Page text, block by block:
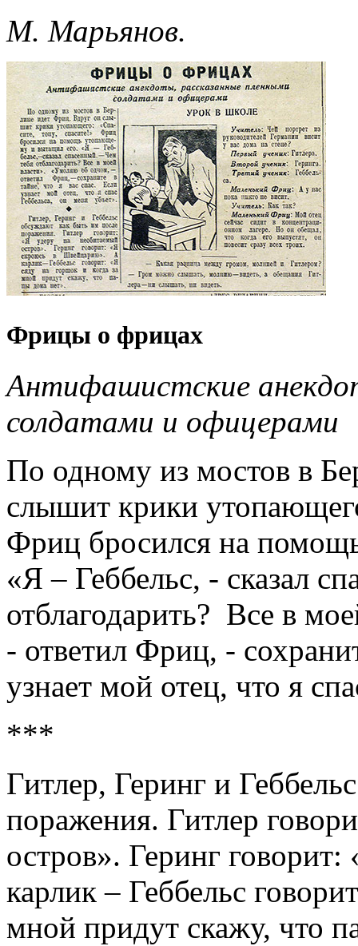
М. Марьянов.
Фрицы о фрицах
Антифашистские
солдатами и офицерами
По одному из мостов в
слышит крики
Фриц бросился на
«Я – Геббельс, - сказал
отблагодарить? Все в
- ответил Фриц, -
узнает мой отец, что я
***
Гитлер, Геринг и
поражения. Гитлер
остров». Геринг
карлик – Геббельс
мной придут скажу, что